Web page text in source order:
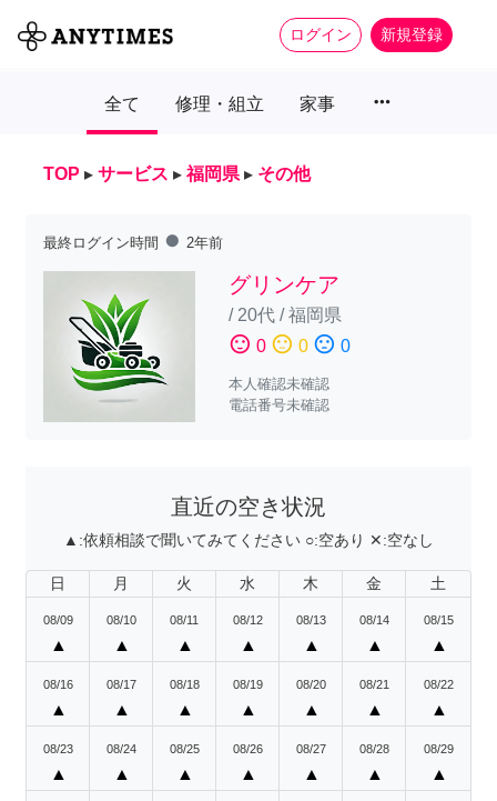
ログイン 新規登録
全て 修理・組立 家事 more_horiz
TOP ▸ サービス ▸ 福岡県 ▸ その他
最終ログイン時間 fiber_manual_record 2年前
グリンケア
/ 20代/福岡県
sentiment_satisfied 0 sentiment_neutral 0 sentiment_dissatisfied 0
本人確認未確認
電話番号未確認
直近の空き状況
▲:依頼相談で聞いてみてください ○:空あり ✕:空なし
日 月 火 水 木 金 土
08/09
▲
08/10
▲
08/11
▲
08/12
▲
08/13
▲
08/14
▲
08/15
▲
08/16
▲
08/17
▲
08/18
▲
08/19
▲
08/20
▲
08/21
▲
08/22
▲
08/23
▲
08/24
▲
08/25
▲
08/26
▲
08/27
▲
08/28
▲
08/29
▲